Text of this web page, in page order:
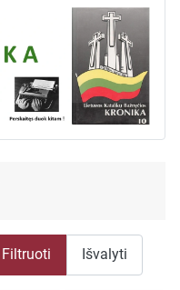
Filtruoti Išvalyti